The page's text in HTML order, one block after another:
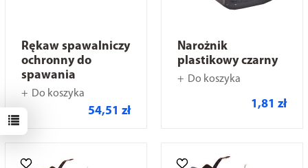
Rękaw spawalniczy
ochronny do
spawania
Do koszyka
54,51 zł
Narożnik
plastikowy czarny
Do koszyka
1,81 zł